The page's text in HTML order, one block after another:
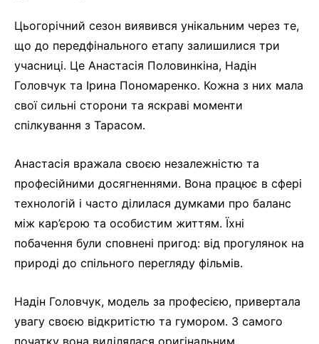
Цьогорічний сезон виявився унікальним через те,
що до передфінального етапу залишилися три
учасниці. Це Анастасія Половинкіна, Надін
Головчук та Ірина Пономаренко. Кожна з них мала
свої сильні сторони та яскраві моменти
спілкування з Тарасом.
Анастасія вражала своєю незалежністю та
професійними досягненнями. Вона працює в сфері
технологій і часто ділилася думками про баланс
між кар’єрою та особистим життям. Їхні
побачення були сповнені пригод: від прогулянок на
природі до спільного перегляду фільмів.
Надін Головчук, модель за професією, привертала
увагу своєю відкритістю та гумором. З самого
початку вона виділялася оригінальним